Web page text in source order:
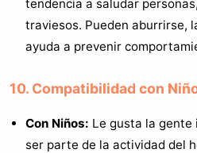
tendencia a saludar
traviesos. Pueden aburrirse,
ayuda a prevenir
10. Compatibilidad con
Con Niños: Le gusta la gente
ser parte de la actividad del